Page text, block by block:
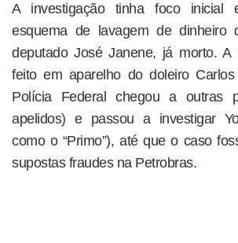
A investigação tinha foco inicial
esquema de lavagem de dinheiro
deputado José Janene, já morto. A
feito em aparelho do doleiro
Polícia Federal chegou a outras
apelidos) e passou a investigar
como o “Primo”), até que o caso
supostas fraudes na Petrobras.